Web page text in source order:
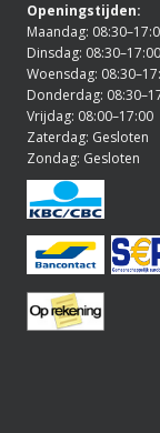
Openingstijden:
Maandag:
Dinsdag: 08:30–17:00
Woensdag:
Donderdag:
Vrijdag: 08:00–17:00
Zaterdag: Gesloten
Zondag: Gesloten